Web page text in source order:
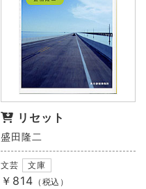
リセット
盛田隆二
文芸 文庫
￥814 （税込）